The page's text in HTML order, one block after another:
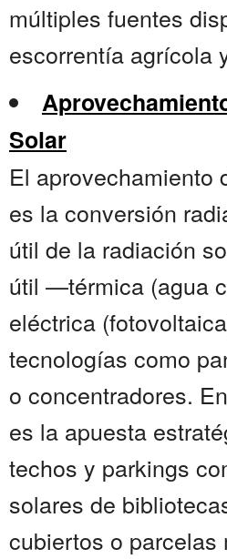
múltiples fuentes
escorrentía agrícola
Solar
El aprovechamiento
es la conversión
útil de la radiación
útil —térmica (agua
eléctrica
tecnologías como
o concentradores.
es la apuesta
techos y parkings
solares de
cubiertos o parcelas